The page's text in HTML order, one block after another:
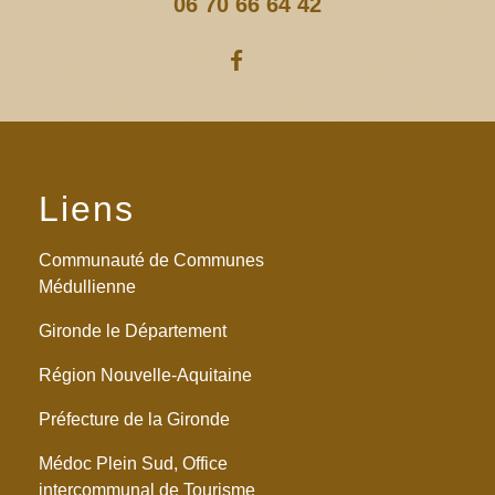
Liens
Communauté de Communes
Médullienne
Gironde le Département
Région Nouvelle-Aquitaine
Préfecture de la Gironde
Médoc Plein Sud, Office
intercommunal de Tourisme